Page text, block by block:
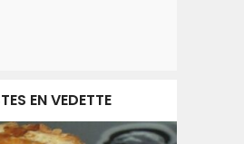
EN VEDETTE